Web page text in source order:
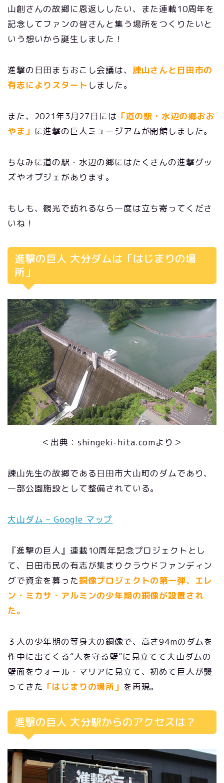
山創さんの故郷に恩返ししたい、また連載10周年を
記念してファンの皆さんと集う場所をつくりたいと
いう想いから誕生しました！
進撃の日田まちおこし会議は、 諌山さんと日田市の
有志によりスタート しました。
また、2021年3月27日には 「道の駅・水辺の郷おお
やま」 に進撃の巨人ミュージアムが開館しました。
ちなみに道の駅・水辺の郷にはたくさんの進撃グッ
ズやオブジェがあります。
もしも、観光で訪れるなら一度は立ち寄ってくださ
いね！
進撃の巨人 大分ダムは「はじまりの場
所」
＜出典：shingeki-hita.comより＞
諫山先生の故郷である日田市大山町のダムであり、
一部公園施設として整備されている。
大山ダム – Google マップ
『進撃の巨人』連載10周年記念プロジェクトとし
て、日田市民の有志が集まりクラウドファンディン
グで資金を募った銅像プロジェクトの第一弾、エレ
ン・ミカサ・アルミンの少年期の銅像が設置され
た。
３人の少年期の等身大の銅像で、高さ94mのダムを
作中に出てくる“人を守る壁”に見立てて大山ダムの
壁面をウォール・マリアに見立て、初めて巨人が襲
ってきた 「はじまりの場所」 を再現。
進撃の巨人 大分駅からのアクセスは？